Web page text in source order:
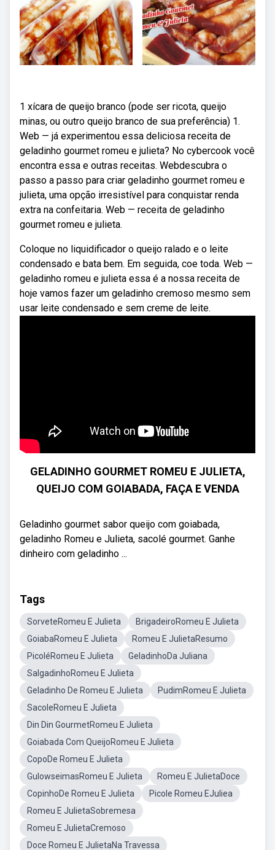
1 xícara de queijo branco (pode ser ricota, queijo
minas, ou outro queijo branco de sua preferência) 1.
Web — já experimentou essa deliciosa receita de
geladinho gourmet romeu e julieta? No cybercook você
encontra essa e outras receitas. Webdescubra o
passo a passo para criar geladinho gourmet romeu e
julieta, uma opção irresistível para conquistar renda
extra na confeitaria. Web — receita de geladinho
gourmet romeu e julieta.
Coloque no liquidificador o queijo ralado e o leite
condensado e bata bem. Em seguida, coe toda. Web —
geladinho romeu e julieta essa é a nossa receita de
hoje vamos fazer um geladinho cremoso mesmo sem
usar leite condensado e sem creme de leite.
GELADINHO GOURMET ROMEU E JULIETA,
QUEIJO COM GOIABADA, FAÇA E VENDA
Geladinho gourmet sabor queijo com goiabada,
geladinho Romeu e Julieta, sacolé gourmet. Ganhe
dinheiro com geladinho ...
Tags
SorveteRomeu E Julieta
BrigadeiroRomeu E Julieta
GoiabaRomeu E Julieta
Romeu E JulietaResumo
PicoléRomeu E Julieta
GeladinhoDa Juliana
SalgadinhoRomeu E Julieta
Geladinho De Romeu E Julieta
PudimRomeu E Julieta
SacoleRomeu E Julieta
Din Din GourmetRomeu E Julieta
Goiabada Com QueijoRomeu E Julieta
CopoDe Romeu E Julieta
GulowseimasRomeu E Julieta
Romeu E JulietaDoce
CopinhoDe Romeu E Julieta
Picole Romeu EJuliea
Romeu E JulietaSobremesa
Romeu E JulietaCremoso
Doce Romeu E JulietaNa Travessa